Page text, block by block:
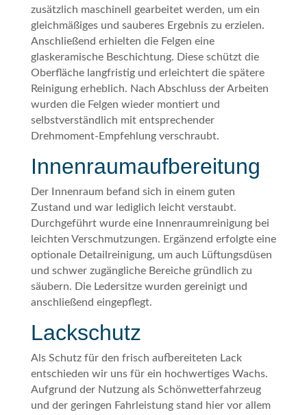
zusätzlich maschinell gearbeitet werden, um ein
gleichmäßiges und sauberes Ergebnis zu erzielen.
Anschließend erhielten die Felgen eine
glaskeramische Beschichtung. Diese schützt die
Oberfläche langfristig und erleichtert die spätere
Reinigung erheblich. Nach Abschluss der Arbeiten
wurden die Felgen wieder montiert und
selbstverständlich mit entsprechender
Drehmoment-Empfehlung verschraubt.
Innenraumaufbereitung
Der Innenraum befand sich in einem guten
Zustand und war lediglich leicht verstaubt.
Durchgeführt wurde eine Innenraumreinigung bei
leichten Verschmutzungen. Ergänzend erfolgte eine
optionale Detailreinigung, um auch Lüftungsdüsen
und schwer zugängliche Bereiche gründlich zu
säubern. Die Ledersitze wurden gereinigt und
anschließend eingepflegt.
Lackschutz
Als Schutz für den frisch aufbereiteten Lack
entschieden wir uns für ein hochwertiges Wachs.
Aufgrund der Nutzung als Schönwetterfahrzeug
und der geringen Fahrleistung stand hier vor allem